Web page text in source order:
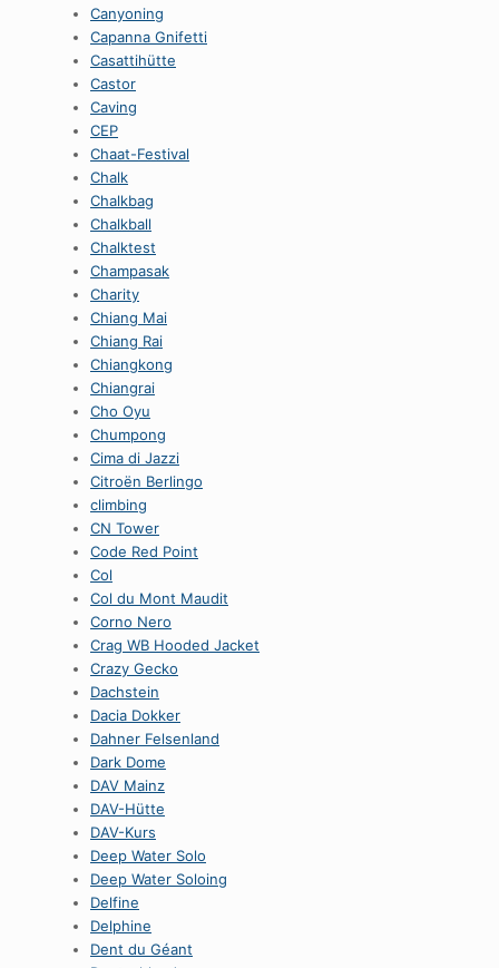
Canyoning
Capanna Gnifetti
Casattihütte
Castor
Caving
CEP
Chaat-Festival
Chalk
Chalkbag
Chalkball
Chalktest
Champasak
Charity
Chiang Mai
Chiang Rai
Chiangkong
Chiangrai
Cho Oyu
Chumpong
Cima di Jazzi
Citroën Berlingo
climbing
CN Tower
Code Red Point
Col
Col du Mont Maudit
Corno Nero
Crag WB Hooded Jacket
Crazy Gecko
Dachstein
Dacia Dokker
Dahner Felsenland
Dark Dome
DAV Mainz
DAV-Hütte
DAV-Kurs
Deep Water Solo
Deep Water Soloing
Delfine
Delphine
Dent du Géant